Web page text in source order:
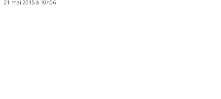
21 mai 2015 à 10h06